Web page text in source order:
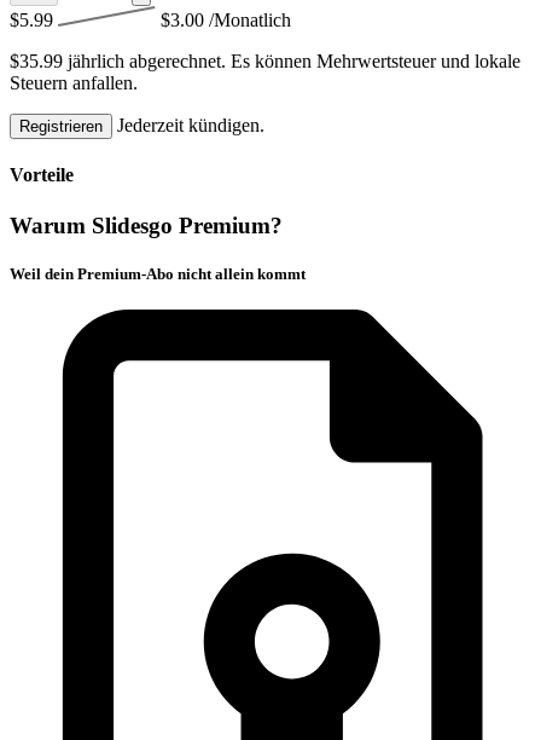
$5.99 $3.00 /Monatlich
$35.99 jährlich abgerechnet. Es können Mehrwertsteuer und lokale
Steuern anfallen.
Registrieren Jederzeit kündigen.
Vorteile
Warum Slidesgo Premium?
Weil dein Premium-Abo nicht allein kommt